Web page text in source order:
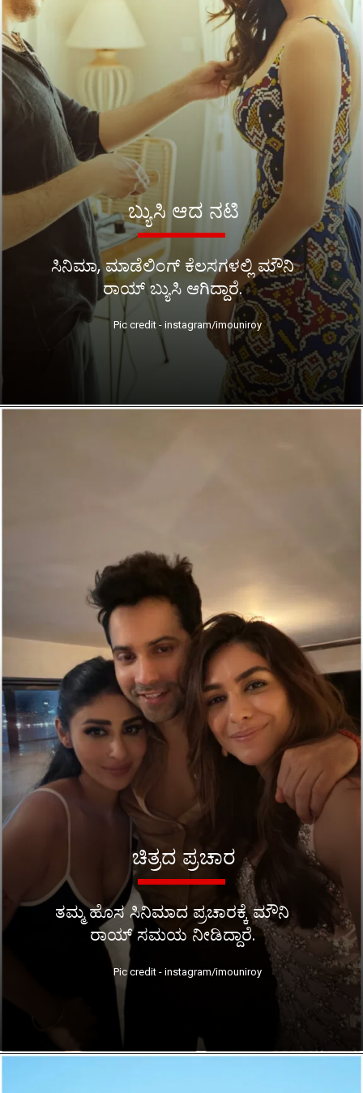
ಸಿನಿಮಾ, ಮಾಡೆಲಿಂಗ್ ಕೆಲಸಗಳಲ್ಲಿ ಮೌನಿ
ರಾಯ್ ಬ್ಯುಸಿ ಆಗಿದ್ದಾರೆ.
ಬ್ಯುಸಿ ಆದ ನಟಿ
Pic credit - instagram/imouniroy
ತಮ್ಮ ಹೊಸ ಸಿನಿಮಾದ ಪ್ರಚಾರಕ್ಕೆ ಮೌನಿ
ರಾಯ್ ಸಮಯ ನೀಡಿದ್ದಾರೆ.
ಚಿತ್ರದ ಪ್ರಚಾರ
Pic credit - instagram/imouniroy